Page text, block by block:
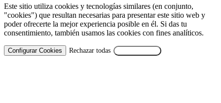
Este sitio utiliza cookies y tecnologías similares (en conjunto,
"cookies") que resultan necesarias para presentar este sitio web y
poder ofrecerte la mejor experiencia posible en él. Si das tu
consentimiento, también usamos las cookies con fines analíticos.
Configurar Cookies Rechazar todas